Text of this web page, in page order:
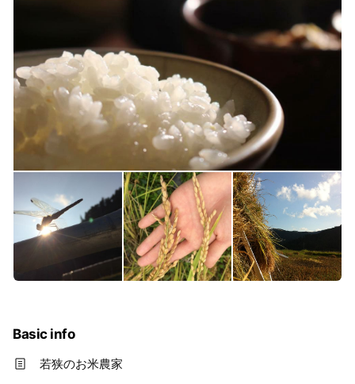
Basic info
若狭のお米農家